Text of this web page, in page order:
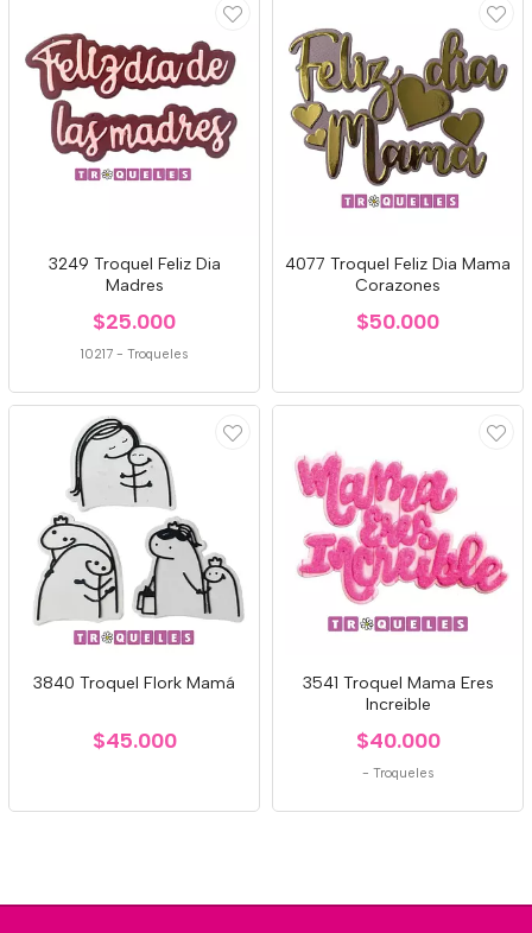
3249 Troquel Feliz Dia
Madres
$25.000
10217 - Troqueles
4077 Troquel Feliz Dia Mama
Corazones
$50.000
3840 Troquel Flork Mamá
$45.000
3541 Troquel Mama Eres
Increible
$40.000
- Troqueles